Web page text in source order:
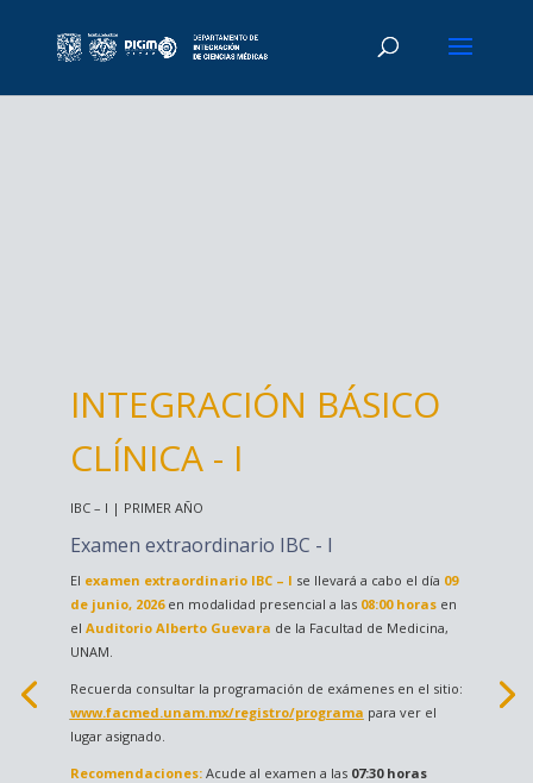
INTEGRACIÓN BÁSICO
CLÍNICA - I
IBC – I | PRIMER AÑO
Examen extraordinario IBC -​ I
El examen extraordinario IBC – I se llevará a cabo el día 09
de junio​, 202​6 en modalidad presencial a las08:00 horas en
el Auditorio Alberto Guevara de la Facultad de Medicina,
UNAM.
Recuerda consultar la programación de exámenes en el sitio:
www.facmed.unam.mx/registro/programa ​ para ver el
lugar asignado.
Recomendaciones:Acude al examen a las07:30 horas